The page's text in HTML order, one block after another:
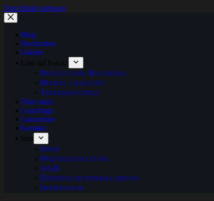
Zum Inhalt springen
Blog
Hochzeiten
Galerie
Lust auf Fotos?
Privat und Business
Model gesucht
Tiershootings
Über mich
Coachings
Gutscheine
Kontakt
Info
Shop
Preisgestaltung
AGB
Datenschutzerklärung
Impressum